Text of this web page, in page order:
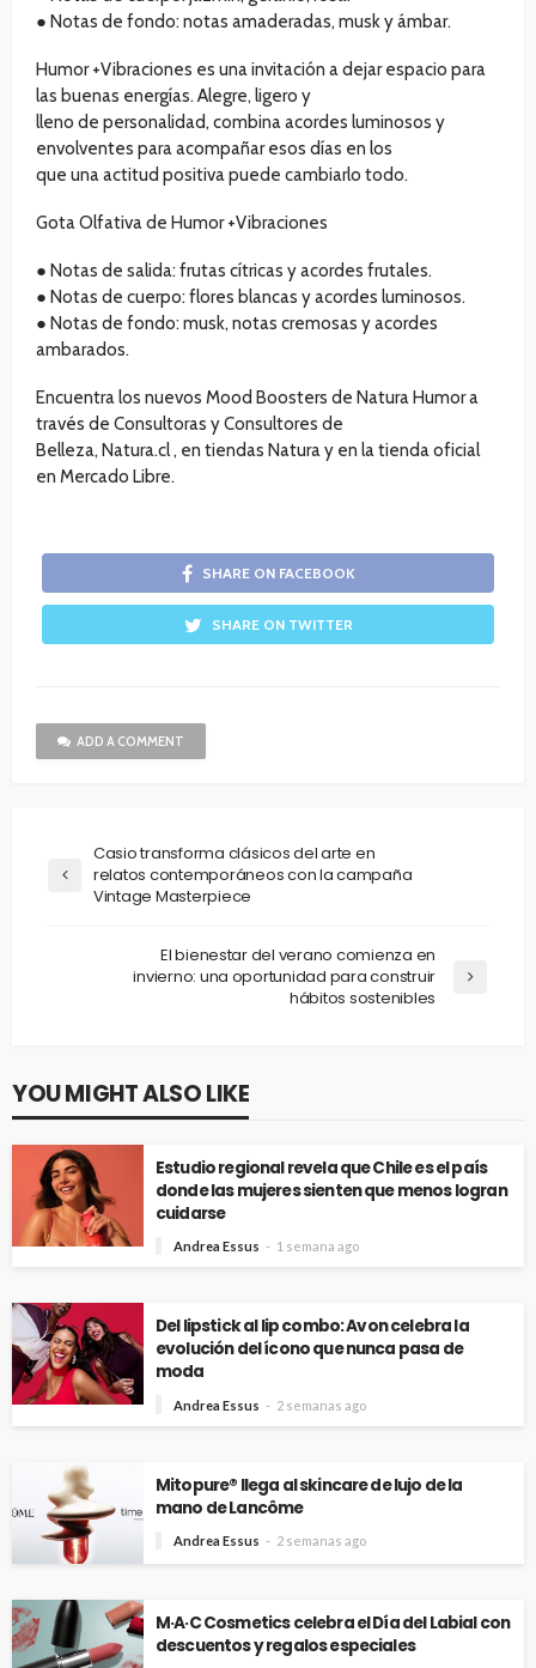
● Notas de fondo: notas amaderadas, musk y ámbar.
Humor +Vibraciones es una invitación a dejar espacio para
las buenas energías. Alegre, ligero y
lleno de personalidad, combina acordes luminosos y
envolventes para acompañar esos días en los
que una actitud positiva puede cambiarlo todo.
Gota Olfativa de Humor +Vibraciones
● Notas de salida: frutas cítricas y acordes frutales.
● Notas de cuerpo: flores blancas y acordes luminosos.
● Notas de fondo: musk, notas cremosas y acordes
ambarados.
Encuentra los nuevos Mood Boosters de Natura Humor a
través de Consultoras y Consultores de
Belleza, Natura.cl , en tiendas Natura y en la tienda oficial
en Mercado Libre.
SHARE ON FACEBOOK
SHARE ON TWITTER
ADD A COMMENT
Casio transforma clásicos del arte en
relatos contemporáneos con la campaña
Vintage Masterpiece
El bienestar del verano comienza en
invierno: una oportunidad para construir
hábitos sostenibles
YOU MIGHT ALSO LIKE
Estudio regional revela que Chile es el país
donde las mujeres sienten que menos logran
cuidarse
Andrea Essus 1 semana ago
Del lipstick al lip combo: Avon celebra la
evolución del ícono que nunca pasa de
moda
Andrea Essus 2 semanas ago
Mitopure® llega al skincare de lujo de la
mano de Lancôme
Andrea Essus 2 semanas ago
M·A·C Cosmetics celebra el Día del Labial con
descuentos y regalos especiales